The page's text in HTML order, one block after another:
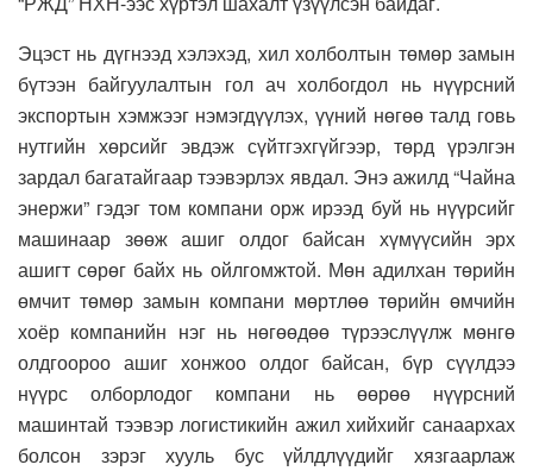
Эцэст нь дүгнээд хэлэхэд, хил холболтын төмөр замын
бүтээн байгуулалтын гол ач холбогдол нь нүүрсний
экспортын хэмжээг нэмэгдүүлэх, үүний нөгөө талд говь
нутгийн хөрсийг эвдэж сүйтгэхгүйгээр, төрд үрэлгэн
зардал багатайгаар тээвэрлэх явдал. Энэ ажилд “Чайна
энержи” гэдэг том компани орж ирээд буй нь нүүрсийг
машинаар зөөж ашиг олдог байсан хүмүүсийн эрх
ашигт сөрөг байх нь ойлгомжтой. Мөн адилхан төрийн
өмчит төмөр замын компани мөртлөө төрийн өмчийн
хоёр компанийн нэг нь нөгөөдөө түрээслүүлж мөнгө
олдгоороо ашиг хонжоо олдог байсан, бүр сүүлдээ
нүүрс олборлодог компани нь өөрөө нүүрсний
машинтай тээвэр логистикийн ажил хийхийг санаархах
болсон зэрэг хууль бус үйлдлүүдийг хязгаарлаж